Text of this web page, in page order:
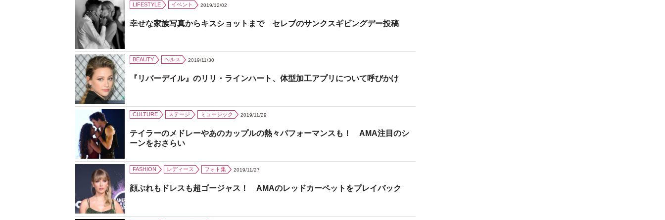
LIFESTYLE イベント 2019/12/02
幸せな家族写真からキスショットまで セレブのサンクスギビングデー投稿
BEAUTY ヘルス 2019/11/30
『リバーデイル』のリリ・ラインハート、体型加工アプリについて呼びかけ
CULTURE ステージ ミュージック 2019/11/29
テイラーのメドレーやあのカップルの熱々パフォーマンスも！ AMA注目のシ
ーンをおさらい
FASHION レディース フォト集 2019/11/27
顔ぶれもドレスも超ゴージャス！ AMAのレッドカーペットをプレイバック